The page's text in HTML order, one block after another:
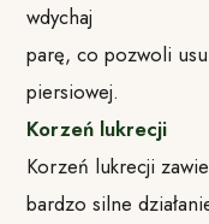
wdychaj
parę, co pozwoli
piersiowej.
Korzeń lukrecji
Korzeń lukrecji
bardzo silne